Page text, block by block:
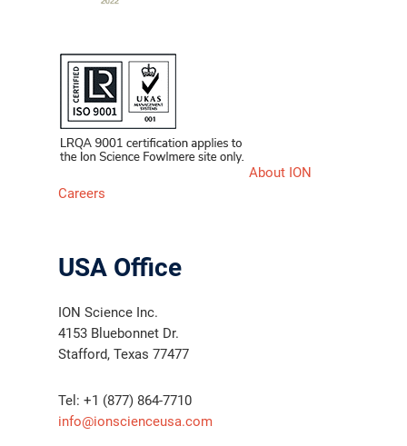
About ION
Careers
USA Office
ION Science Inc.
4153 Bluebonnet Dr.
Stafford, Texas 77477
Tel: +1 (877) 864-7710
info@ionscienceusa.com